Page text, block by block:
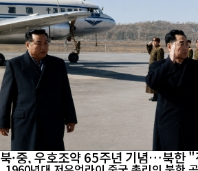
북·중, 우호조약 65주년 기념…북한